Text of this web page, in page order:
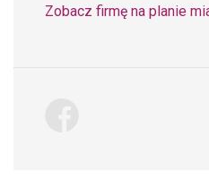
Zobacz firmę na planie